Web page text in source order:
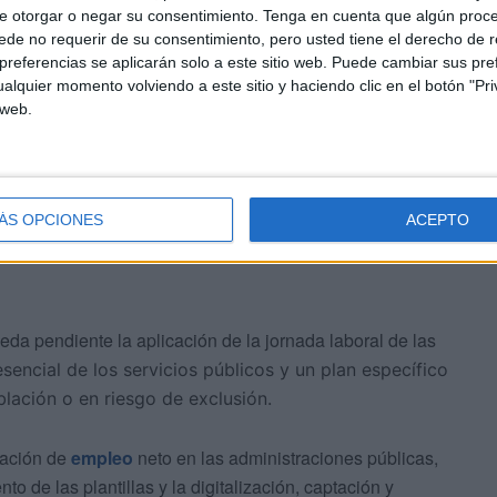
otorgar o negar su consentimiento. Tenga en cuenta que algún
no requerir de su consentimiento, pero usted tiene el derecho de
se aplicarán solo a este sitio web. Puede cambiar sus
momento volviendo a este sitio y haciendo clic en el botón
OPCIONES ACEPTO
de clasificación profesional conforme al actual
la negociación de las modificaciones normativas para
igualdad y los protocolos de acoso sexual y por
pendiente la aplicación de la jornada laboral de las
de los servicios públicos y un plan específico
o en riesgo de exclusión.
de empleo neto en las administraciones públicas,
de las plantillas y la digitalización, captación y